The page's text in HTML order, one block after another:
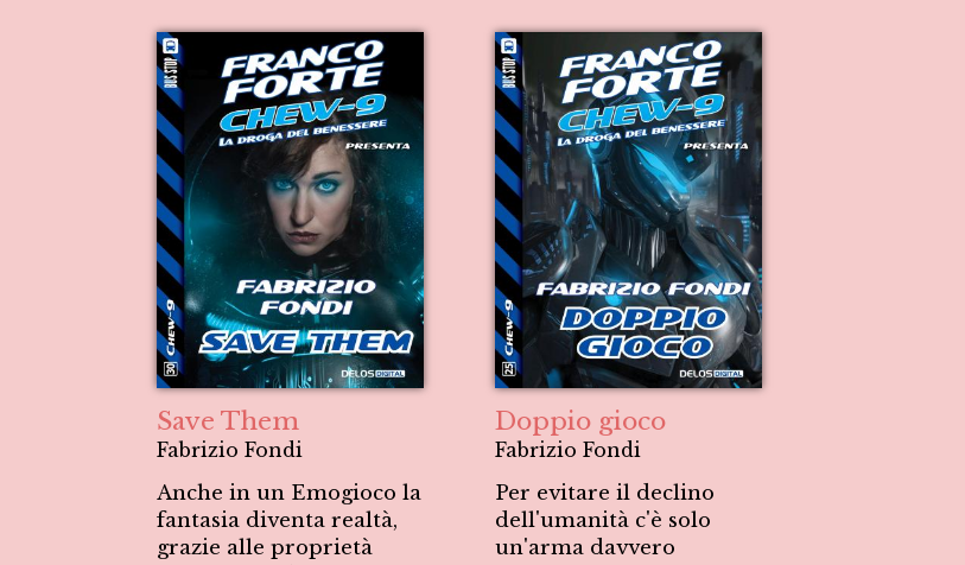
Save Them
Fabrizio Fondi
Anche in un Emogioco la
fantasia diventa realtà,
grazie alle proprietà
Doppio gioco
Fabrizio Fondi
Per evitare il declino
dell'umanità c'è solo
un'arma davvero